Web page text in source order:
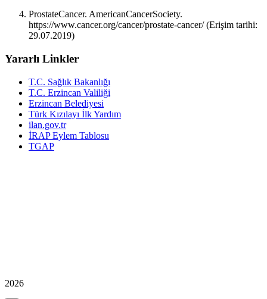
ProstateCancer. AmericanCancerSociety.
https://www.cancer.org/cancer/prostate-cancer/ (Erişim tarihi:
29.07.2019)
Yararlı Linkler
T.C. Sağlık Bakanlığı
T.C. Erzincan Valiliği
Erzincan Belediyesi
Türk Kızılayı İlk Yardım
ilan.gov.tr
İRAP Eylem Tablosu
TGAP
2026